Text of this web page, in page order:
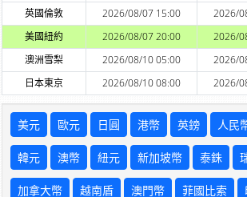
英國倫敦
2026/08/07 15:00 2026/
美國紐約
2026/08/07 20:00 2026/
澳洲雪梨
2026/08/10 05:00 2026/
日本東京
2026/08/10 08:00 2026/
美元 歐元 日圓 港幣 英鎊 人民
韓元 澳幣 紐元 新加坡幣 泰銖
加拿大幣 越南盾 澳門幣 菲國比索